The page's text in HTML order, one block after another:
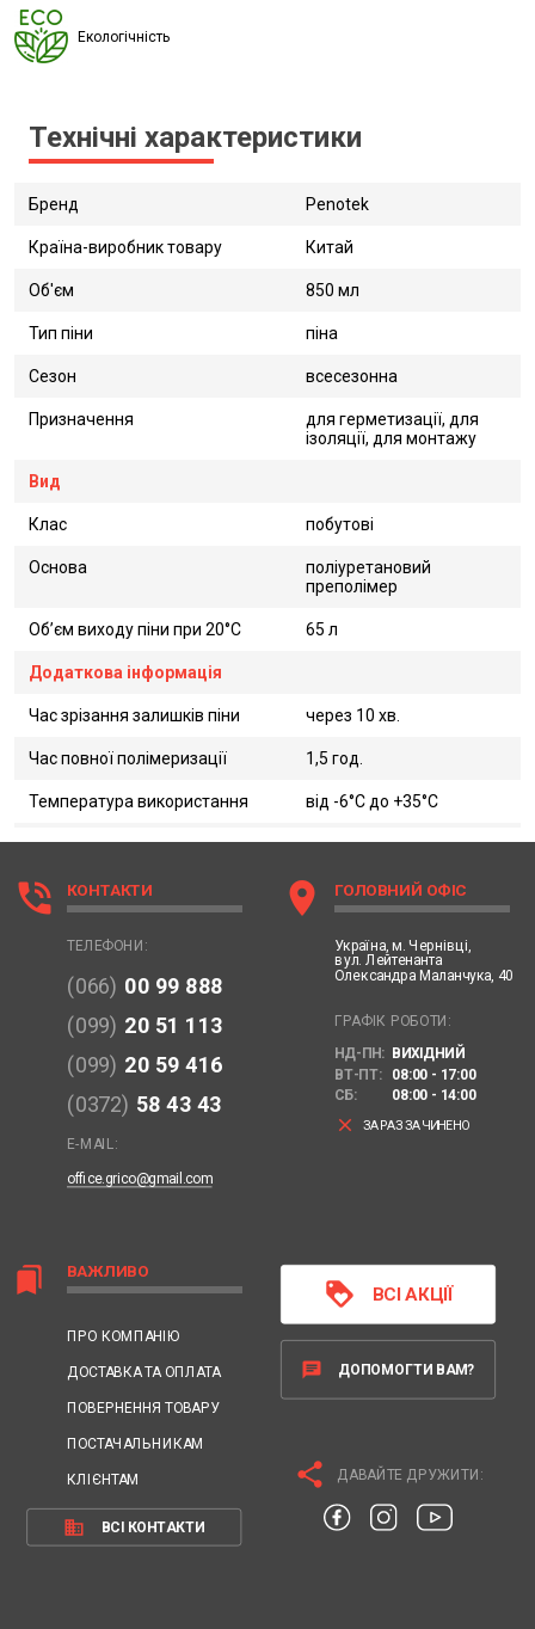
Екологічність
Технічні характеристики
Бренд Penotek
Країна-виробник товару Китай
Об'єм 850 мл
Тип піни піна
Сезон всесезонна
Призначення
для герметизації, для
ізоляції, для монтажу
Вид
Клас побутові
Основа
поліуретановий
преполімер
Об’єм виходу піни при 20°C 65 л
Додаткова інформація
Час зрізання залишків піни через 10 хв.
Час повної полімеризації 1,5 год.
Температура використання від -6°C до +35°C
bookmarks ВАЖЛИВО
ПРО КОМПАНІЮ
ДОСТАВКА ТА ОПЛАТА
ПОВЕРНЕННЯ ТОВАРУ
ПОСТАЧАЛЬНИКАМ
КЛІЄНТАМ
business ВСІ КОНТАКТИ
phone_in_talk КОНТАКТИ
ТЕЛЕФОНИ:
(066) 00 99 888
(099) 20 51 113
(099) 20 59 416
(0372) 58 43 43
E-MAIL:
office.grico@gmail.com
location_on ГОЛОВНИЙ ОФІС
Україна, м. Чернівці,
вул. Лейтенанта
Олександра Маланчука, 40
ГРАФІК РОБОТИ:
НД-ПН: ВИХІДНИЙ
ВТ-ПТ:
08:00 - 17:00
СБ:
08:00 - 14:00
clear ЗАРАЗ ЗАЧИНЕНО
loyalty ВСІ АКЦІЇ
chat ДОПОМОГТИ ВАМ?
share ДАВАЙТЕ ДРУЖИТИ: